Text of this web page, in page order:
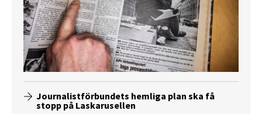
Journalistförbundets hemliga plan ska få
stopp på Laskarusellen